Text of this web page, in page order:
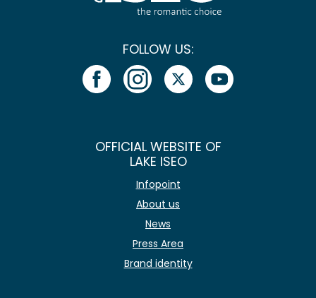
FOLLOW US:
OFFICIAL WEBSITE OF
LAKE ISEO
Infopoint
About us
News
Press Area
Brand identity